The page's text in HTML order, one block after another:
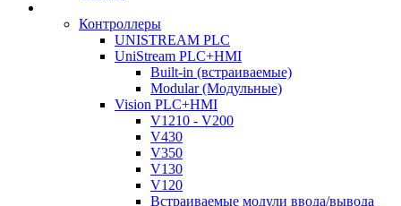
Контроллеры
UNISTREAM PLC
UniStream PLC+HMI
Built-in (встраиваемые)
Modular (Модульные)
Vision PLC+HMI
V1210 - V200
V430
V350
V130
V120
Встраиваемые модули ввода/вывода